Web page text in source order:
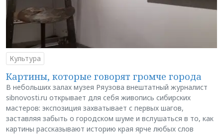
Культура
Картины, которые говорят громче города
В небольших залах музея Ряузова внештатный журналист
sibnovosti.ru открывает для себя живопись сибирских
мастеров: экспозиция захватывает с первых шагов,
заставляя забыть о городском шуме и вслушаться в то, как
картины рассказывают историю края ярче любых слов